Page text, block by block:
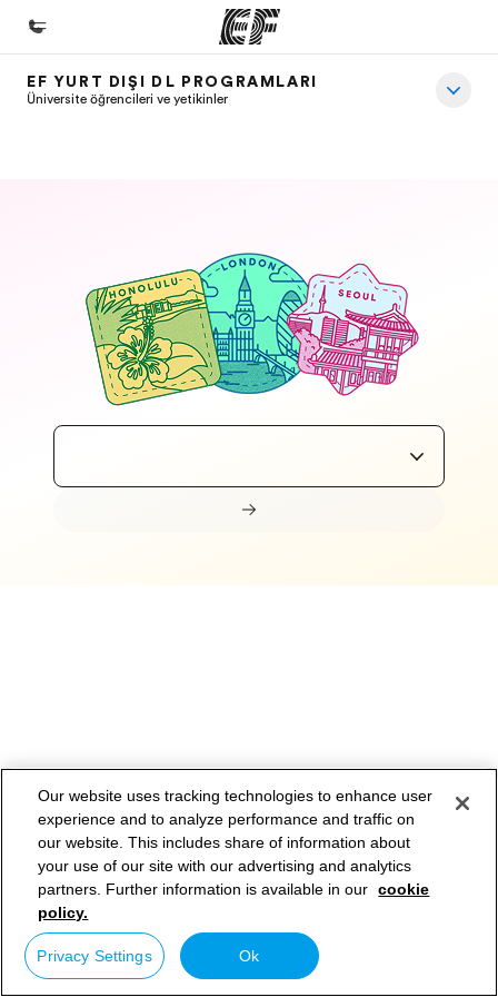
Ana Sayfa
Size yakın bir EF ofisi bulun
Hakkımızda
Kariyer
Ücretsiz katalog
Fiyat teklifi
EF YURT DIŞI DİL PROGRAMLARI
Üniversite öğrencileri ve yetişkinler
Our website uses tracking technologies to enhance user
experience and to analyze performance and traffic on
our website. This includes share of information about
your use of our site with our advertising and analytics
partners. Further information is available in our cookie
policy.
Privacy Settings Ok